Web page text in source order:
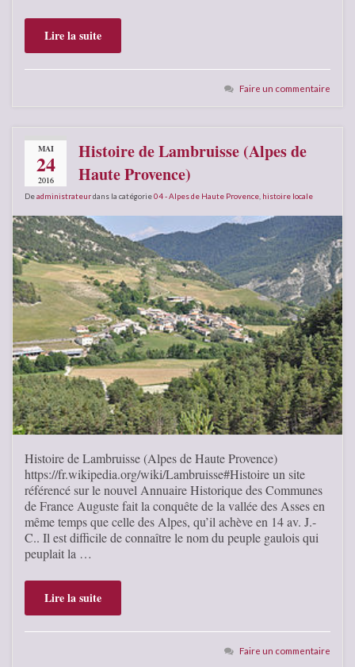
Lire la suite
Faire un commentaire
MAI
24
2016
Histoire de Lambruisse (Alpes de
Haute Provence)
Deadministrateurdans la catégorie04 - Alpes de Haute Provence histoire locale
Histoire de Lambruisse (Alpes de Haute Provence)
https://fr.wikipedia.org/wiki/Lambruisse#Histoire un site
référencé sur le nouvel Annuaire Historique des Communes
de France Auguste fait la conquête de la vallée des Asses en
même temps que celle des Alpes, qu’il achève en 14 av. J.-
C.. Il est difficile de connaître le nom du peuple gaulois qui
peuplait la …
Lire la suite
Faire un commentaire